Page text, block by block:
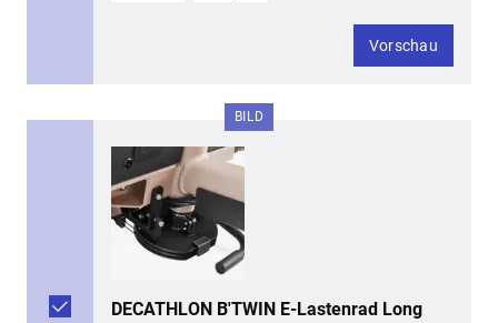
Vorschau
BILD
DECATHLON B'TWIN E-Lastenrad Long